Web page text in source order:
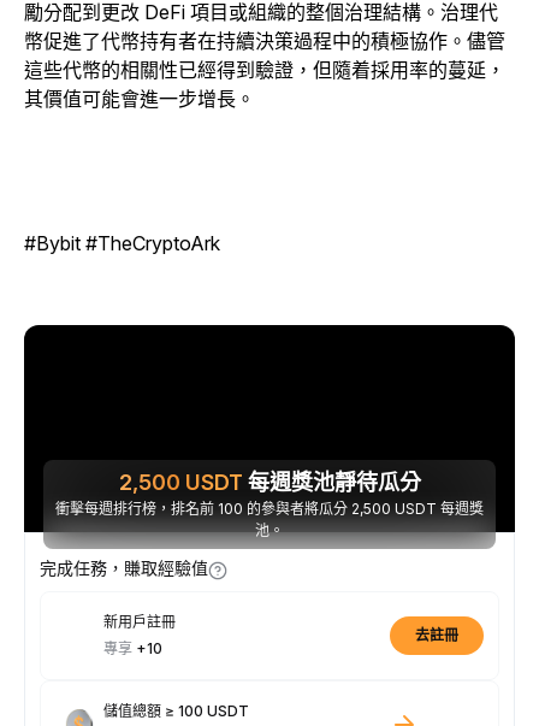
勵分配到更改 DeFi 項目或組織的整個治理結構。治理代
幣促進了代幣持有者在持續決策過程中的積極協作。儘管
這些代幣的相關性已經得到驗證，但隨着採用率的蔓延，
其價值可能會進一步增長。
#Bybit #TheCryptoArk
2,500 USDT 每週獎池靜待瓜分
衝擊每週排行榜，排名前 100 的參與者將瓜分 2,500 USDT 每週獎
池。
完成任務，賺取經驗值
新用戶註冊
專享 +10
去註冊
儲值總額 ≥ 100 USDT